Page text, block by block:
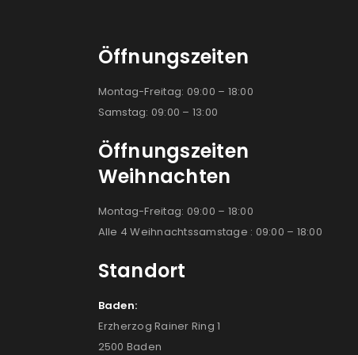
Öffnungszeiten
Montag-Freitag: 09:00 – 18:00
Samstag: 09:00 – 13:00
Öffnungszeiten
Weihnachten
Montag-Freitag: 09:00 – 18:00
Alle 4 Weihnachtssamstage : 09:00 – 18:00
Standort
Baden:
Erzherzog Rainer Ring 1
2500 Baden